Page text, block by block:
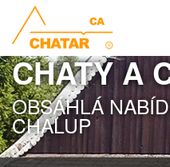
CHATY A
OBSÁHLÁ
CHALUP